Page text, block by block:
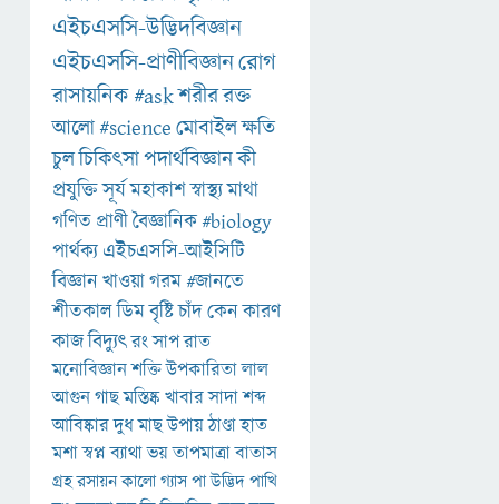
এইচএসসি-উদ্ভিদবিজ্ঞান
এইচএসসি-প্রাণীবিজ্ঞানরোগ
রাসায়নিক#askশরীররক্ত
আলো#scienceমোবাইলক্ষতি
চুলচিকিৎসাপদার্থবিজ্ঞানকী
প্রযুক্তিসূর্যমহাকাশস্বাস্থ্যমাথা
গণিত প্রাণীবৈজ্ঞানিক#biology
পার্থক্য এইচএসসি-আইসিটি
বিজ্ঞানখাওয়াগরম#জানতে
শীতকালডিমবৃষ্টিচাঁদকেনকারণ
কাজবিদ্যুৎরংসাপরাত
মনোবিজ্ঞানশক্তিউপকারিতালাল
আগুনগাছমস্তিষ্কখাবারসাদাশব্দ
আবিষ্কারদুধমাছউপায়ঠাণ্ডাহাত
মশাস্বপ্নব্যাথাভয়তাপমাত্রাবাতাস
গ্রহরসায়নকালোগ্যাসপাউদ্ভিদপাখি